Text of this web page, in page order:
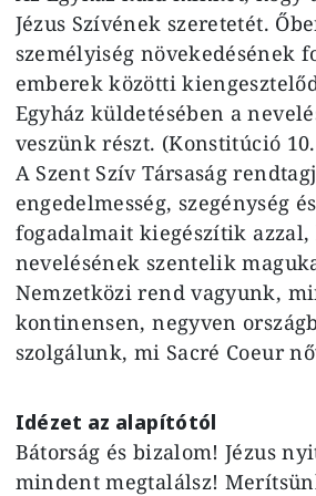
Jézus Szívének szeretetét.
személyiség növekedésének
emberek közötti
Egyház küldetésében a
veszünk részt. (Konstitúció
A Szent Szív Társaság
engedelmesség, szegénység
fogadalmait kiegészítik
nevelésének szentelik
Nemzetközi rend vagyunk,
kontinensen, negyven
szolgálunk, mi Sacré Coeur
Idézet az alapítótól
Bátorság és bizalom! Jézus
mindent megtalálsz!